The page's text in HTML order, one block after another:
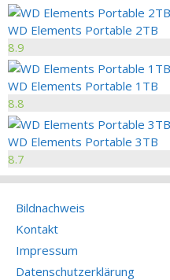
WD Elements Portable 2TB
8.9
WD Elements Portable 1TB
8.8
WD Elements Portable 3TB
8.7
Bildnachweis
Kontakt
Impressum
Datenschutzerklärung